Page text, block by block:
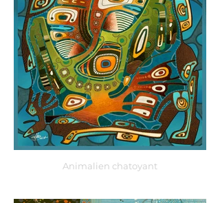
Animalien chatoyant